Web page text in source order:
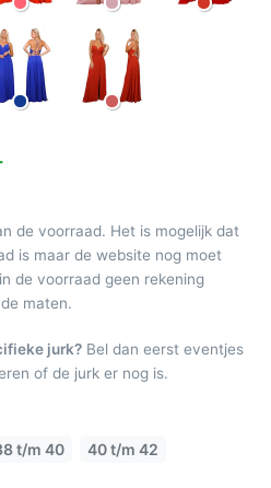
de voorraad. Het is mogelijk dat
is maar de website nog moet
de voorraad geen rekening
maten.
jurk? Bel dan eerst eventjes
of de jurk er nog is.
t/m 40 40 t/m 42